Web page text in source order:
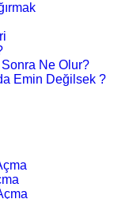
Ne Olur?
Emin Değilsek ?